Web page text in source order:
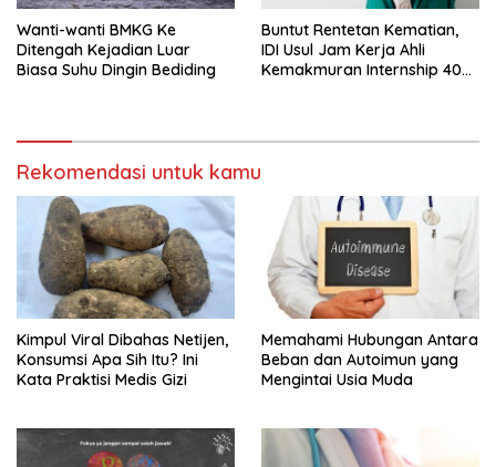
Wanti-wanti BMKG Ke
Ditengah Kejadian Luar
Biasa Suhu Dingin Bediding
Buntut Rentetan Kematian,
IDI Usul Jam Kerja Ahli
Kemakmuran Internship 40
Rekomendasi untuk kamu
Kimpul Viral Dibahas Netijen,
Konsumsi Apa Sih Itu? Ini
Kata Praktisi Medis Gizi
Memahami Hubungan Antara
Beban dan Autoimun yang
Mengintai Usia Muda